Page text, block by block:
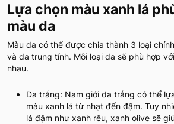
Lựa chọn màu xanh lá
màu da
Màu da có thể được chia thành 3 loại
và da trung tính. Mỗi loại da sẽ phù hợp
nhau.
Da trắng: Nam giới da trắng có thể
màu xanh lá từ nhạt đến đậm. Tuy
lá đậm như xanh rêu, xanh olive sẽ